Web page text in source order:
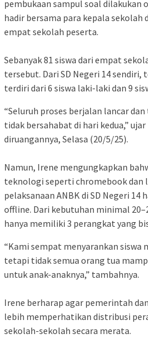
pembukaan sampul soal dilakukan
hadir bersama para kepala sekolah
empat sekolah peserta.
Sebanyak 81 siswa dari empat
tersebut. Dari SD Negeri 14 sendiri,
terdiri dari 6 siswa laki-laki dan 9
“Seluruh proses berjalan lancar
tidak bersahabat di hari kedua,”
diruangannya, Selasa (20/5/25).
Namun, Irene mengungkapkan
teknologi seperti chromebook dan
pelaksanaan ANBK di SD Negeri 14
offline. Dari kebutuhan minimal
hanya memiliki 3 perangkat yang
“Kami sempat menyarankan siswa
tetapi tidak semua orang tua
untuk anak-anaknya,” tambahnya.
Irene berharap agar pemerintah
lebih memperhatikan distribusi
sekolah-sekolah secara merata.